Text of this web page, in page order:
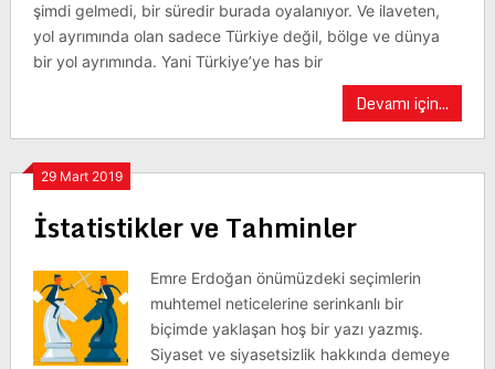
şimdi gelmedi, bir süredir burada oyalanıyor. Ve ilaveten,
yol ayrımında olan sadece Türkiye değil, bölge ve dünya
bir yol ayrımında. Yani Türkiye’ye has bir
Devamı için...
29 Mart 2019
İstatistikler ve Tahminler
Emre Erdoğan önümüzdeki seçimlerin
muhtemel neticelerine serinkanlı bir
biçimde yaklaşan hoş bir yazı yazmış.
Siyaset ve siyasetsizlik hakkında demeye